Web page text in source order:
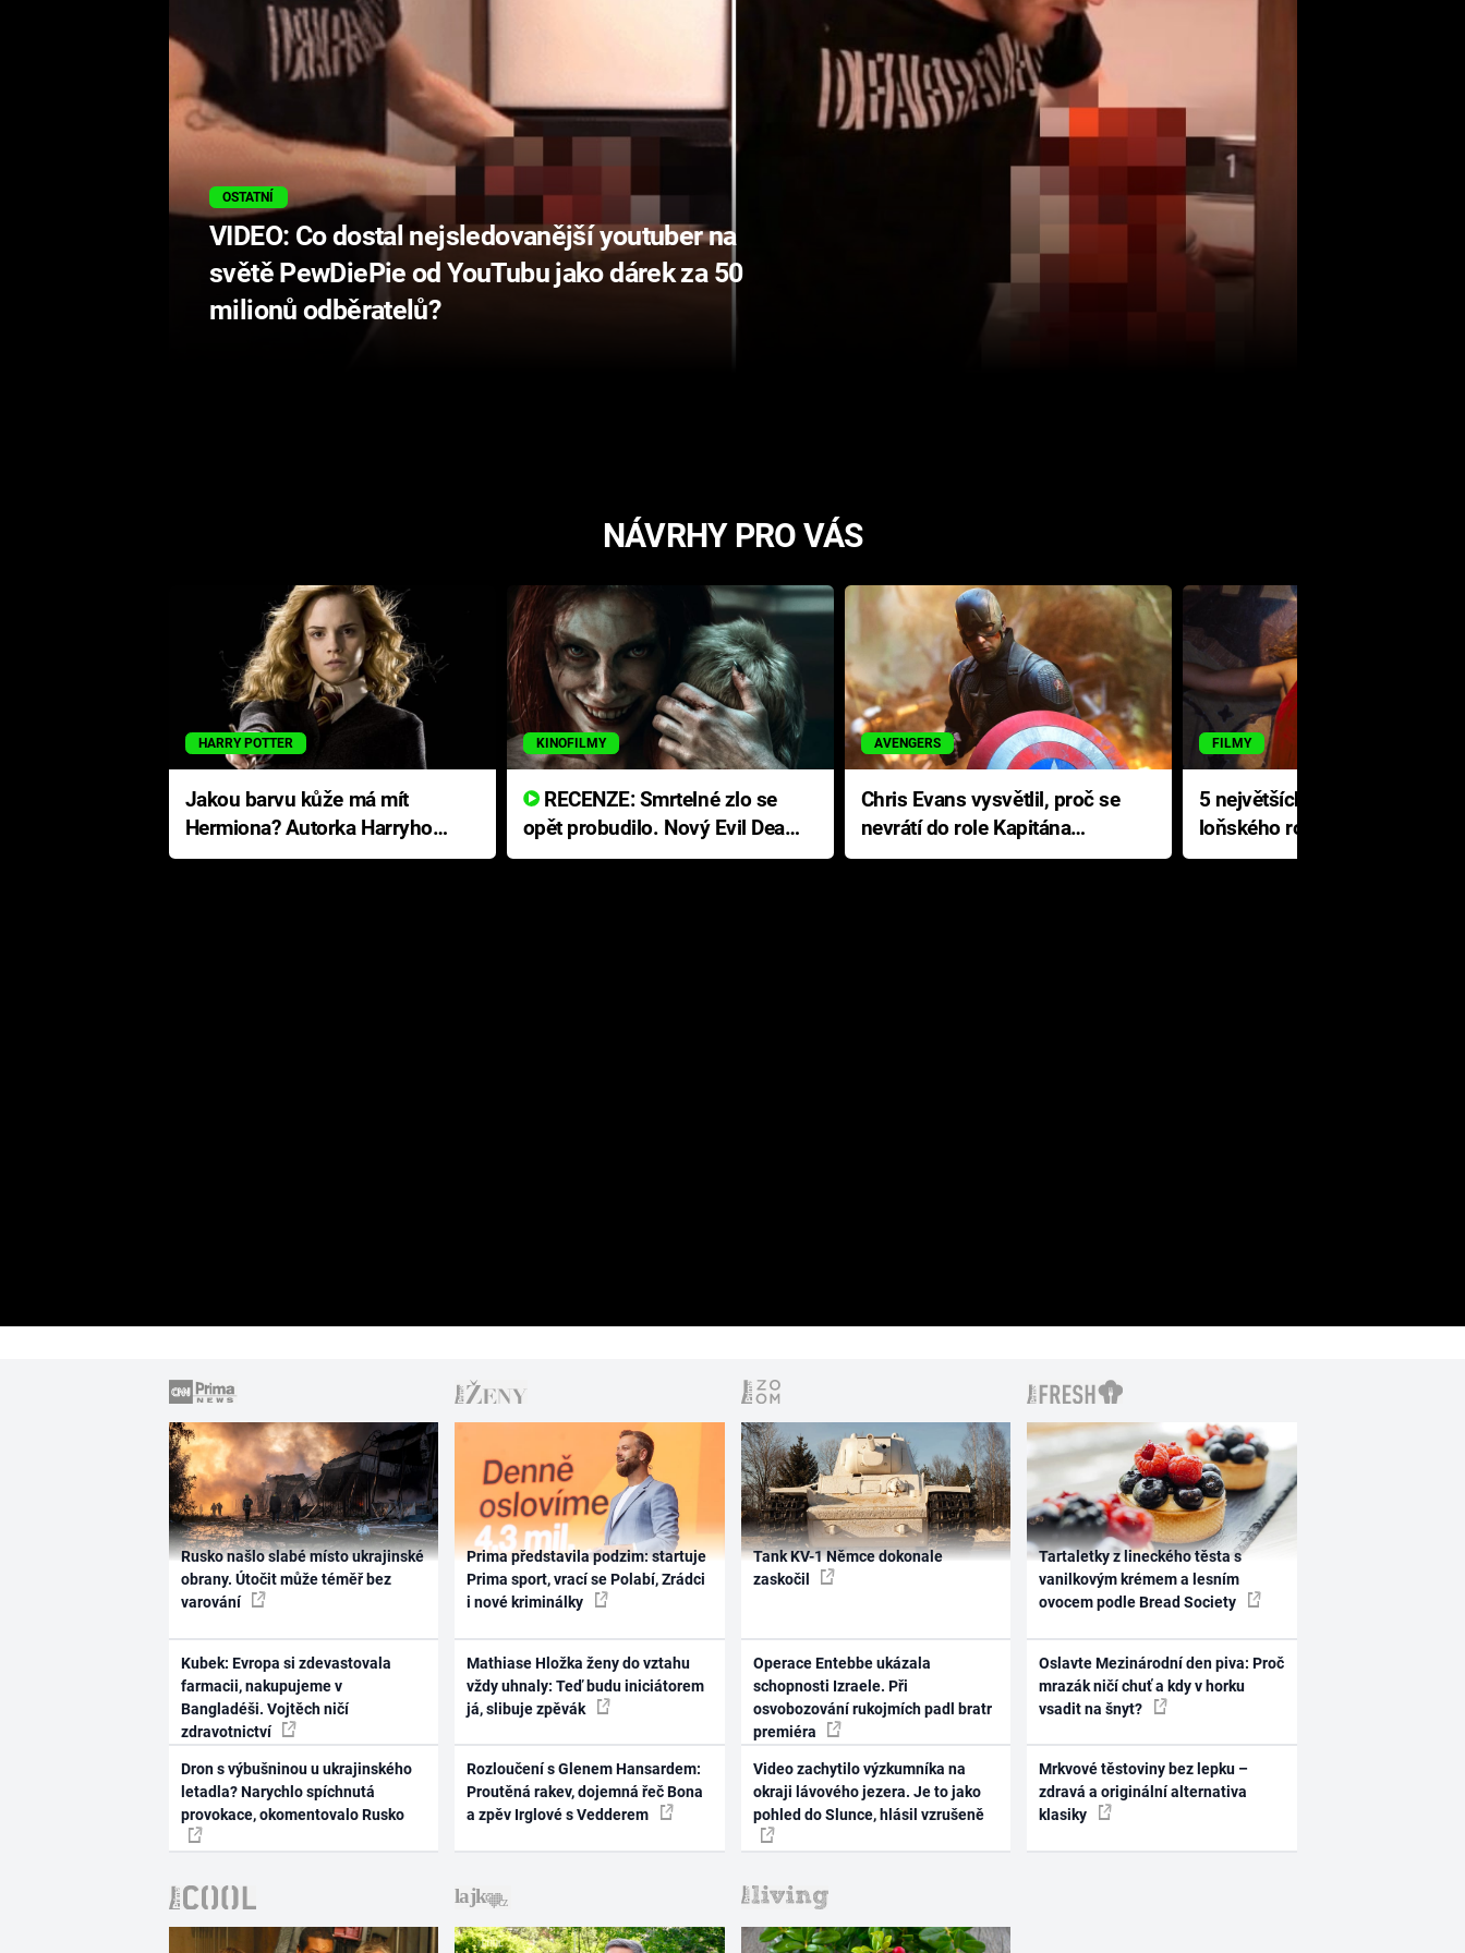
OSTATNÍ
VIDEO: Co dostal nejsledovanější youtuber na
světě PewDiePie od YouTubu jako dárek za 50
milionů odběratelů?
NÁVRHY PRO VÁS
HARRY POTTER
Jakou barvu kůže má mít
Hermiona? Autorka Harryho
Pottera přišla s ráznou
KINOFILMY
RECENZE: Smrtelné zlo se
opět probudilo. Nový Evil Dead
přichází s neodolatelnou
AVENGERS
Chris Evans vysvětlil, proč se
nevrátí do role Kapitána
Ameriky
FILMY
5 největších propadáků
loňského roku: Disney na
jediné katastrofě prodělal 200
Rusko našlo slabé místo ukrajinské
obrany. Útočit může téměř bez
varování
Kubek: Evropa si zdevastovala
farmacii, nakupujeme v
Bangladéši. Vojtěch ničí
zdravotnictví
Dron s výbušninou u ukrajinského
letadla? Narychlo spíchnutá
provokace, okomentovalo Rusko
Prima představila podzim: startuje
Prima sport, vrací se Polabí, Zrádci
i nové kriminálky
Mathiase Hložka ženy do vztahu
vždy uhnaly: Teď budu iniciátorem
já, slibuje zpěvák
Rozloučení s Glenem Hansardem:
Proutěná rakev, dojemná řeč Bona
a zpěv Irglové s Vedderem
Tank KV-1 Němce dokonale
zaskočil
Operace Entebbe ukázala
schopnosti Izraele. Při
osvobozování rukojmích padl bratr
premiéra
Video zachytilo výzkumníka na
okraji lávového jezera. Je to jako
pohled do Slunce, hlásil vzrušeně
Tartaletky z lineckého těsta s
vanilkovým krémem a lesním
ovocem podle Bread Society
Oslavte Mezinárodní den piva: Proč
mrazák ničí chuť a kdy v horku
vsadit na šnyt?
Mrkvové těstoviny bez lepku –
zdravá a originální alternativa
klasiky